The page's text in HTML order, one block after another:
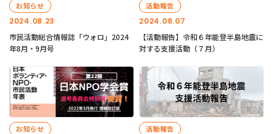
2024.08.23
お知らせ
市民活動総合情報誌「ウォロ」2024
年8月・9月号
2024.08.07
活動報告
【活動報告】令和６年能登半島地震に
対する支援活動（７月）
お知らせ 活動報告